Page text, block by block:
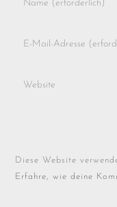
Diese Website
Erfahre, wie deine